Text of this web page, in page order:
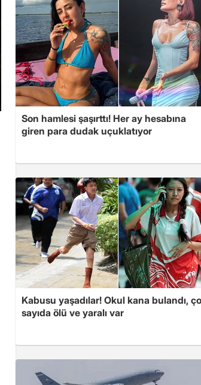
Son hamlesi şaşırttı! Her ay hesabına
giren para dudak uçuklatıyor
Kabusu yaşadılar! Okul kana bulandı,
sayıda ölü ve yaralı var